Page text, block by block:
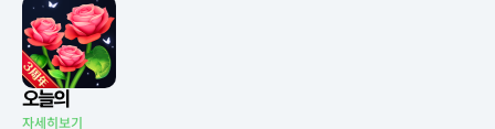
오늘의
자세히보기